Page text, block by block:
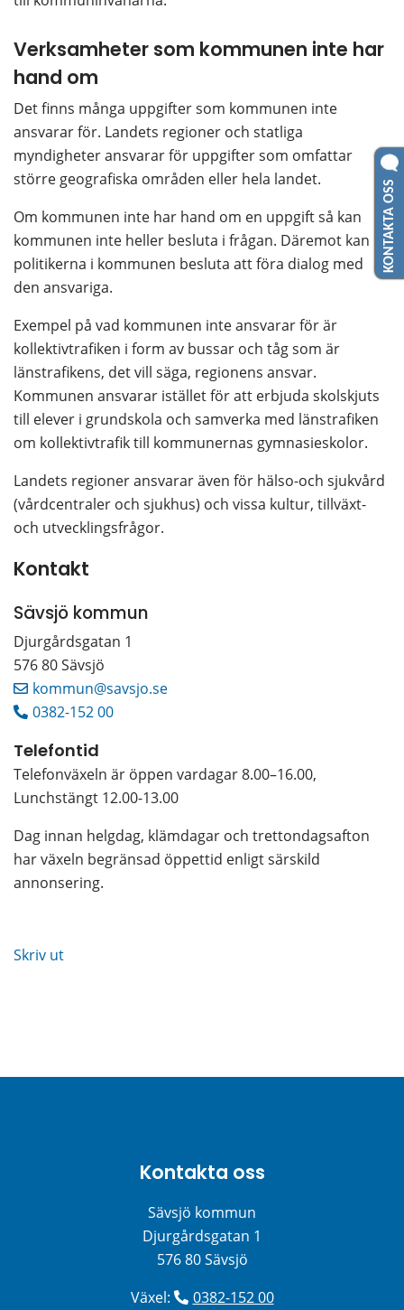
Verksamheter som kommunen inte har
hand om
Det finns många uppgifter som kommunen inte
ansvarar för. Landets regioner och statliga
myndigheter ansvarar för uppgifter som omfattar
större geografiska områden eller hela landet.
Om kommunen inte har hand om en uppgift så kan
kommunen inte heller besluta i frågan. Däremot kan
politikerna i kommunen besluta att föra dialog med
den ansvariga.
Exempel på vad kommunen inte ansvarar för är
kollektivtrafiken i form av bussar och tåg som är
länstrafikens, det vill säga, regionens ansvar.
Kommunen ansvarar istället för att erbjuda skolskjuts
till elever i grundskola och samverka med länstrafiken
om kollektivtrafik till kommunernas gymnasieskolor.
Landets regioner ansvarar även för hälso-och sjukvård
(vårdcentraler och sjukhus) och vissa kultur, tillväxt-
och utvecklingsfrågor.
Kontakt
Sävsjö kommun
Djurgårdsgatan 1
576 80 Sävsjö
kommun@savsjo.se
0382-152 00
Telefontid
Telefonväxeln är öppen vardagar 8.00–16.00,
Lunchstängt 12.00-13.00
Dag innan helgdag, klämdagar och trettondagsafton
har växeln begränsad öppettid enligt särskild
annonsering.
Skriv ut
Kontakta oss
Sävsjö kommun
Djurgårdsgatan 1
576 80 Sävsjö
Växel:
0382-152 00
KONTAKTA OSS